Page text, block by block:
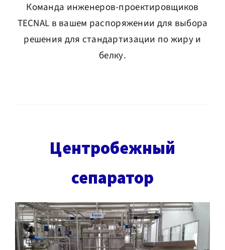
Русский
Команда инженеров-проектировщиков
TECNAL в вашем распоряжении для выбора
решения для стандартизации по жиру и
белку.
Центробежный
сепаратор